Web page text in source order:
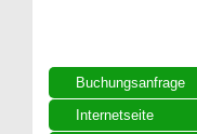
Buchungsanfrage
Internetseite